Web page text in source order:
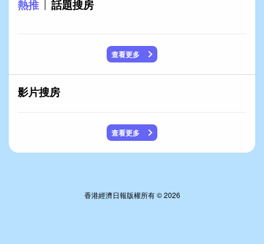
熱推 話題搜房
查看更多
影片搜房
查看更多
香港經濟日報版權所有 © 2026